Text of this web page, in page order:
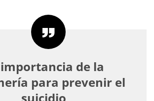
de la
para prevenir el
suicidio